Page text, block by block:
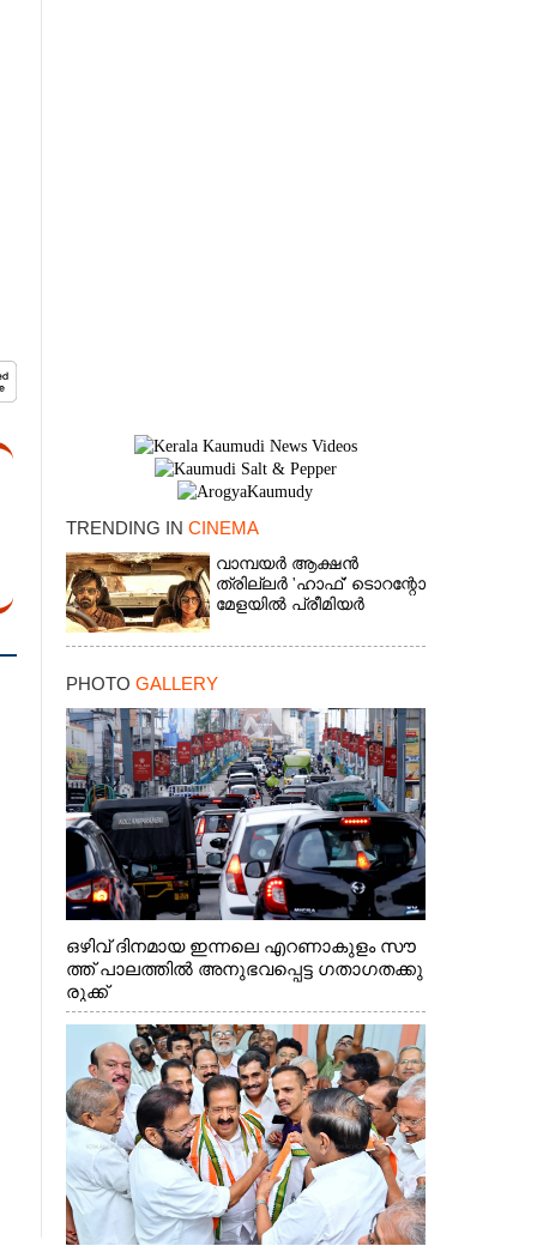
TRENDING IN CINEMA
വാമ്പയർ ആക്ഷൻ
ത്രില്ലർ 'ഹാഫ്' ടൊറന്റോ
മേളയിൽ പ്രീമിയർ
PHOTO GALLERY
ഒഴിവ് ദിനമായ ഇന്നലെ എറണാകുളം സൗ
ത്ത് പാലത്തിൽ അനുഭവപ്പെട്ട ഗതാഗതക്കു
രുക്ക്